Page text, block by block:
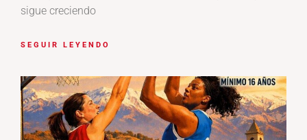
sigue creciendo
SEGUIR LEYENDO